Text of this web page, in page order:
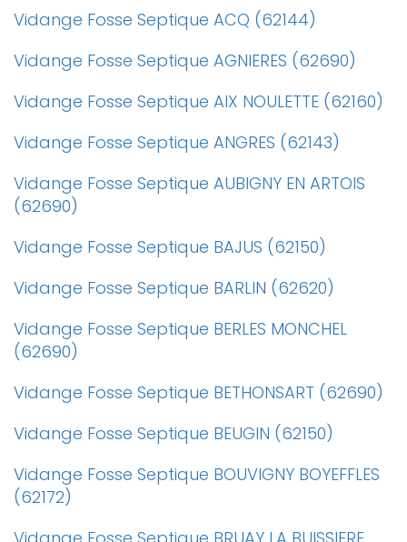
Vidange Fosse Septique ACQ (62144)
Vidange Fosse Septique AGNIERES (62690)
Vidange Fosse Septique AIX NOULETTE (62160)
Vidange Fosse Septique ANGRES (62143)
Vidange Fosse Septique AUBIGNY EN ARTOIS
(62690)
Vidange Fosse Septique BAJUS (62150)
Vidange Fosse Septique BARLIN (62620)
Vidange Fosse Septique BERLES MONCHEL
(62690)
Vidange Fosse Septique BETHONSART (62690)
Vidange Fosse Septique BEUGIN (62150)
Vidange Fosse Septique BOUVIGNY BOYEFFLES
(62172)